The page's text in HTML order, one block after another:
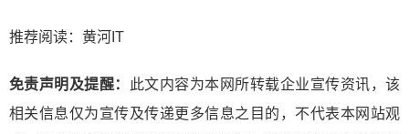
推荐阅读： 黄河IT
免责声明及提醒：
此文内容为本网所转载企业宣传资讯，该
相关信息仅为宣传及传递更多信息之目的，不代表本网站观